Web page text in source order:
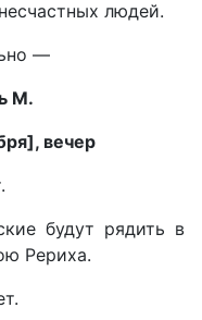
людей.
—
М.
], вечер
будут рядить в
Рериха.